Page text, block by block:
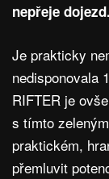
nepřeje dojezd.
Je prakticky
nedisponovala
RIFTER je
s tímto
praktickém,
přemluvit